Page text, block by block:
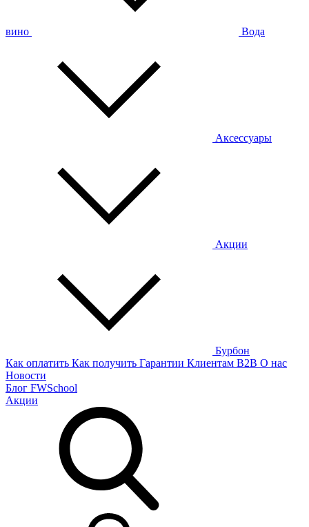
вино Вода
Аксессуары
Акции
Бурбон
Как оплатить Как получить Гарантии Клиентам B2B О нас
Новости
Блог FWSchool
Акции